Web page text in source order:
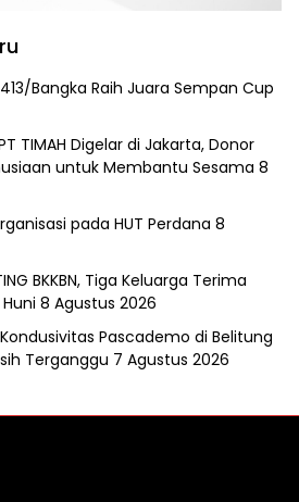
Bangka Raih Juara Sempan Cup
TIMAH Digelar di Jakarta, Donor
untuk Membantu Sesama 8
pada HUT Perdana 8
BKKBN, Tiga Keluarga Terima
8 Agustus 2026
Pascademo di Belitung
Terganggu 7 Agustus 2026